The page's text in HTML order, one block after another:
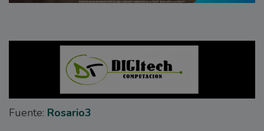
Fuente: Rosario3